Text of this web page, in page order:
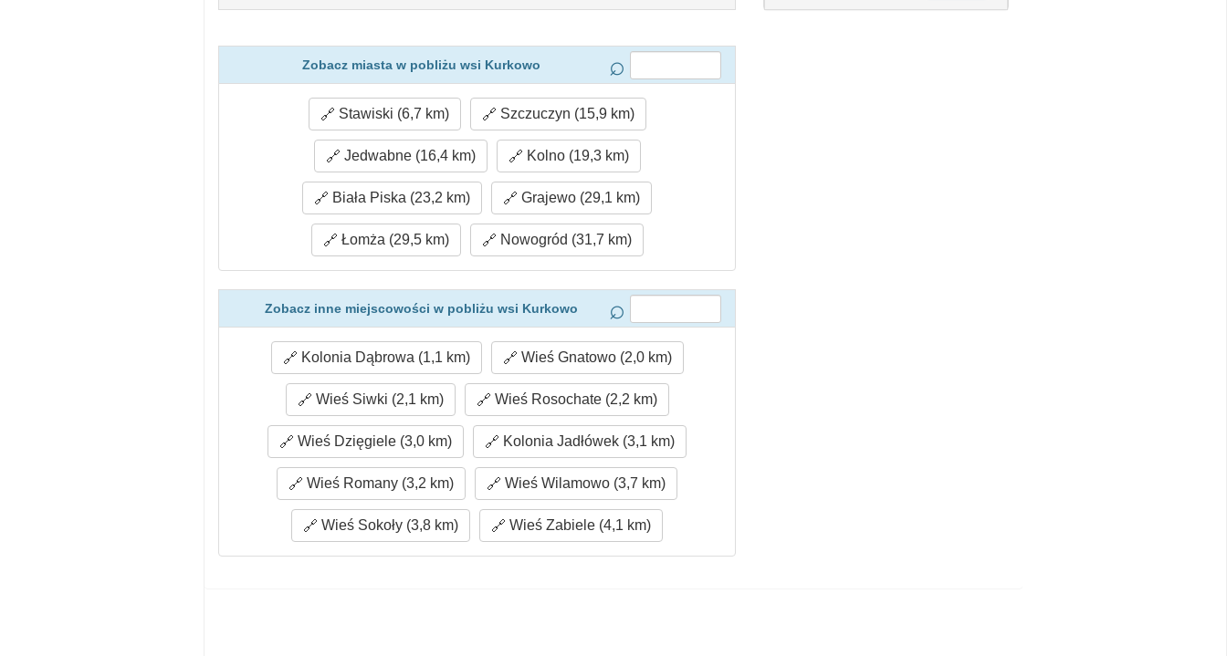
Zobacz miasta w pobliżu wsi Kurkowo
Stawiski (6,7 km) Szczuczyn (15,9 km)
Jedwabne (16,4 km) Kolno (19,3 km)
Biała Piska (23,2 km) Grajewo (29,1 km)
Łomża (29,5 km) Nowogród (31,7 km)
Zobacz inne miejscowości w pobliżu wsi Kurkowo
Kolonia Dąbrowa (1,1 km) Wieś Gnatowo (2,0 km)
Wieś Siwki (2,1 km) Wieś Rosochate (2,2 km)
Wieś Dzięgiele (3,0 km) Kolonia Jadłówek (3,1 km)
Wieś Romany (3,2 km) Wieś Wilamowo (3,7 km)
Wieś Sokoły (3,8 km) Wieś Zabiele (4,1 km)